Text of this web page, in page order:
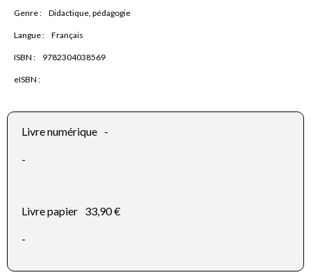
Genre : Didactique, pédagogie
Langue : Français
ISBN : 9782304038569
eISBN :
Livre numérique -
-
Livre papier 33,90 €
-